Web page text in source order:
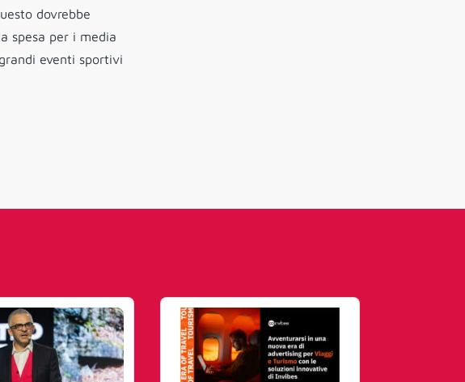
dovrebbe
spesa per i media
eventi sportivi